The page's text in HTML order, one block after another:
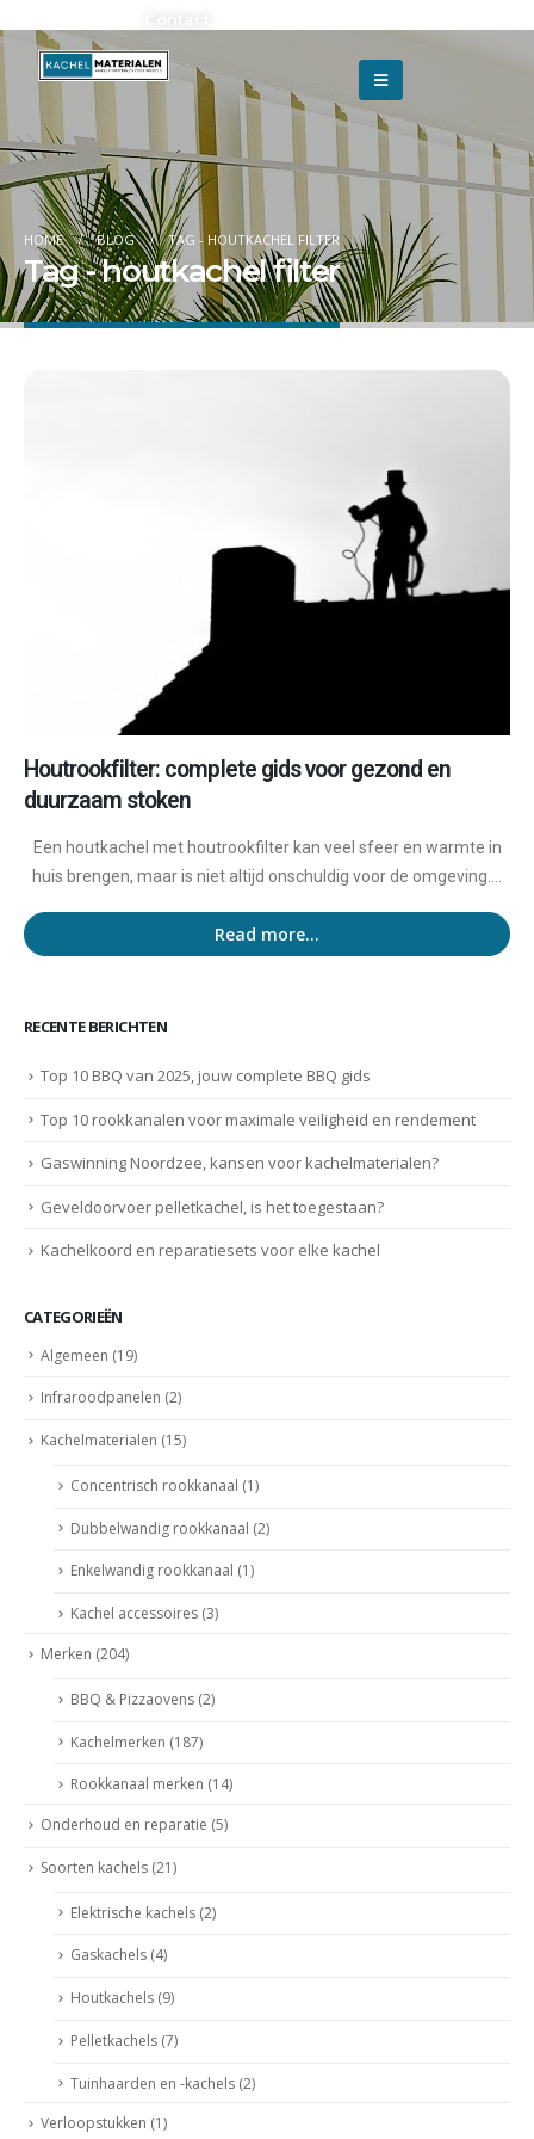
HOME BLOG TAG - HOUTKACHEL FILTER
Tag - houtkachel filter
Houtrookfilter: complete gids voor gezond en
duurzaam stoken
Een houtkachel met houtrookfilter kan veel sfeer en warmte in
huis brengen, maar is niet altijd onschuldig voor de omgeving....
Read more...
RECENTE BERICHTEN
Top 10 BBQ van 2025, jouw complete BBQ gids
Top 10 rookkanalen voor maximale veiligheid en rendement
Gaswinning Noordzee, kansen voor kachelmaterialen?
Geveldoorvoer pelletkachel, is het toegestaan?
Kachelkoord en reparatiesets voor elke kachel
CATEGORIEËN
Algemeen (19)
Infraroodpanelen (2)
Kachelmaterialen (15)
Concentrisch rookkanaal (1)
Dubbelwandig rookkanaal (2)
Enkelwandig rookkanaal (1)
Kachel accessoires (3)
Merken (204)
BBQ & Pizzaovens (2)
Kachelmerken (187)
Rookkanaal merken (14)
Onderhoud en reparatie (5)
Soorten kachels (21)
Elektrische kachels (2)
Gaskachels (4)
Houtkachels (9)
Pelletkachels (7)
Tuinhaarden en -kachels (2)
Verloopstukken (1)